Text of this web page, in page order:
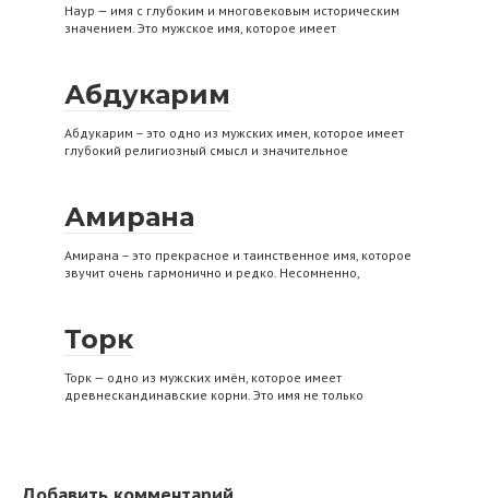
Наур — имя с глубоким и многовековым историческим
значением. Это мужское имя, которое имеет
Абдукарим
Абдукарим – это одно из мужских имен, которое имеет
глубокий религиозный смысл и значительное
Амирана
Амирана – это прекрасное и таинственное имя, которое
звучит очень гармонично и редко. Несомненно,
Торк
Торк — одно из мужских имён, которое имеет
древнескандинавские корни. Это имя не только